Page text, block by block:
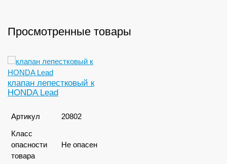
Просмотренные товары
клапан лепестковый к
HONDA Lead
Артикул
20802
Класс
опасности
товара
Не опасен